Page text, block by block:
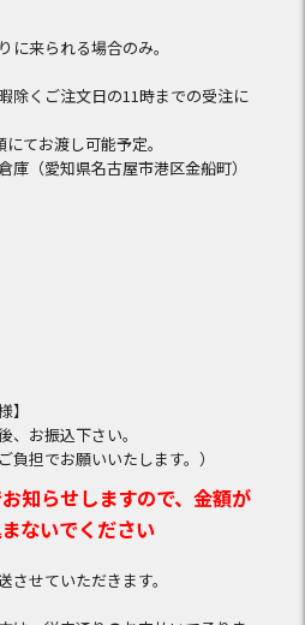
に来られる場合のみ。
除くご注文日の11時までの受注に
てお渡し可能予定。
庫（愛知県名古屋市港区金船町）
】
、お振込下さい。
負担でお願いいたします。）
知らせしますので、金額が
ないでください
させていただきます。